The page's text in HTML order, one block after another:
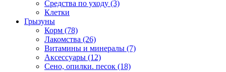
Средства по уходу (3)
Клетки
Грызуны
Корм (78)
Лакомства (26)
Витамины и минералы (7)
Аксессуары (12)
Сено, опилки. песок (18)